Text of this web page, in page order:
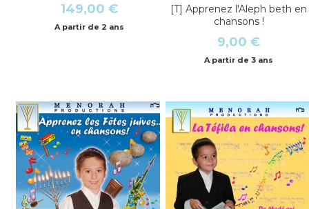
149,00 €
A partir de 2 ans
[T] Apprenez l'Aleph beth en
chansons !
9,00 €
A partir de 3 ans